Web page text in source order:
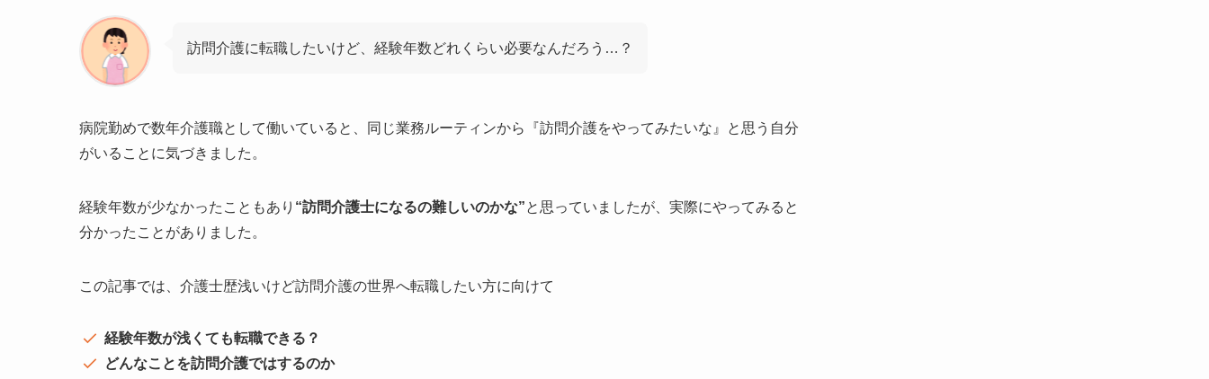
訪問介護に転職したいけど、経験年数どれくらい必要なんだろう…？
病院勤めで数年介護職として働いていると、同じ業務ルーティンから『訪問介護をやってみたいな』と思う自分
がいることに気づきました。
経験年数が少なかったこともあり “訪問介護士になるの難しいのかな”と思っていましたが、実際にやってみると
分かったことがありました。
この記事では、介護士歴浅いけど訪問介護の世界へ転職したい方に向けて
経験年数が浅くても転職できる？
どんなことを訪問介護ではするのか